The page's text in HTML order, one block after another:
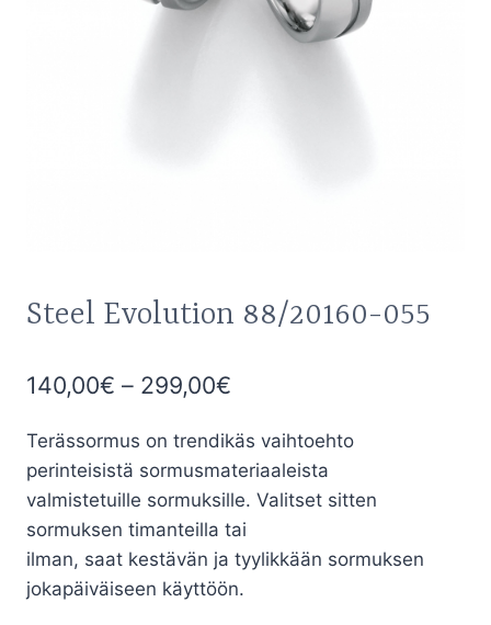
Steel Evolution 88/20160-055
140,00€ – 299,00€
-
299,00€
Terässormus on trendikäs vaihtoehto
perinteisistä sormusmateriaaleista
valmistetuille sormuksille. Valitset sitten
sormuksen timanteilla tai
ilman, saat kestävän ja tyylikkään sormuksen
jokapäiväiseen käyttöön.